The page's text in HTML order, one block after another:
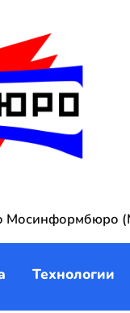
Мосинформбюро
Технологии